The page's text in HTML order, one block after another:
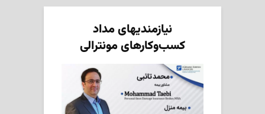
نیازمندیهای مداد
کسب‌وکارهای مونترالی